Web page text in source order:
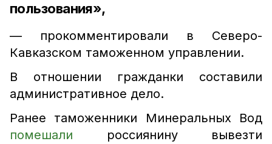
пользования»,
— прокомментировали в Северо-
Кавказском таможенном управлении.
В отношении гражданки составили
административное дело.
Ранее таможенники Минеральных Вод
помешали россиянину вывезти